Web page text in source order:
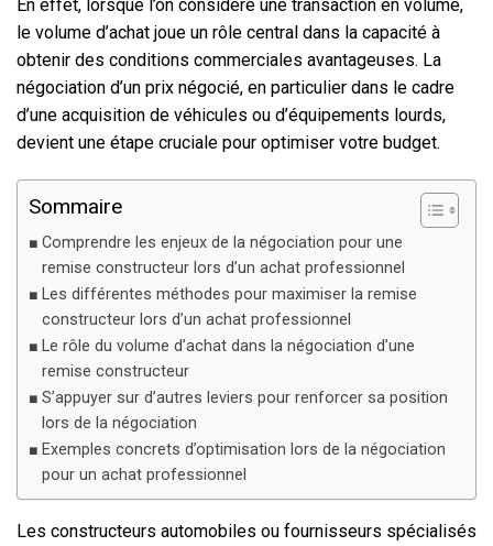
En effet, lorsque l’on considère une transaction en volume,
le volume d’achat joue un rôle central dans la capacité à
obtenir des conditions commerciales avantageuses. La
négociation d’un prix négocié, en particulier dans le cadre
d’une acquisition de véhicules ou d’équipements lourds,
devient une étape cruciale pour optimiser votre budget.
Sommaire
Comprendre les enjeux de la négociation pour une
remise constructeur lors d’un achat professionnel
Les différentes méthodes pour maximiser la remise
constructeur lors d’un achat professionnel
Le rôle du volume d’achat dans la négociation d’une
remise constructeur
S’appuyer sur d’autres leviers pour renforcer sa position
lors de la négociation
Exemples concrets d’optimisation lors de la négociation
pour un achat professionnel
Les constructeurs automobiles ou fournisseurs spécialisés